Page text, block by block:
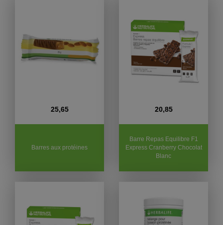
25,65
Barres aux protéines
20,85
Barre Repas Equilibre F1
Express Cranberry Chocolat
Blanc